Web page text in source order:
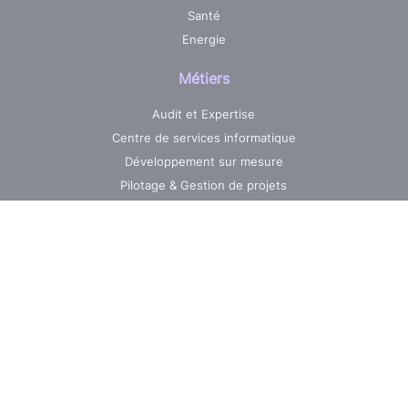
Santé
Energie
Métiers
Audit et Expertise
Centre de services informatique
Développement sur mesure
Pilotage & Gestion de projets